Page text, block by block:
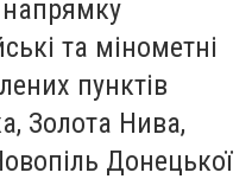
та мінометні
пунктів
Золота Нива,
Донецької